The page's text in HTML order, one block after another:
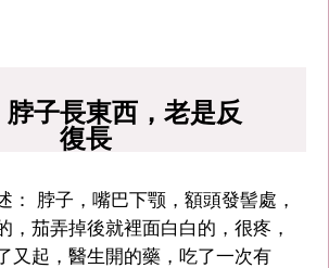
脖子長東西，老是反
復長
： 脖子，嘴巴下颚，額頭發髻處，
，茄弄掉後就裡面白白的，很疼，
又起，醫生開的藥，吃了一次有